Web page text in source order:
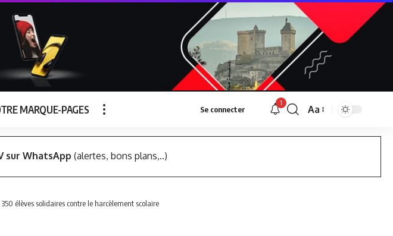
MARQUE-PAGES Se connecter
1
Font
Aa
sur WhatsApp (alertes, bons plans,..)
350 élèves solidaires contre le harcèlement scolaire